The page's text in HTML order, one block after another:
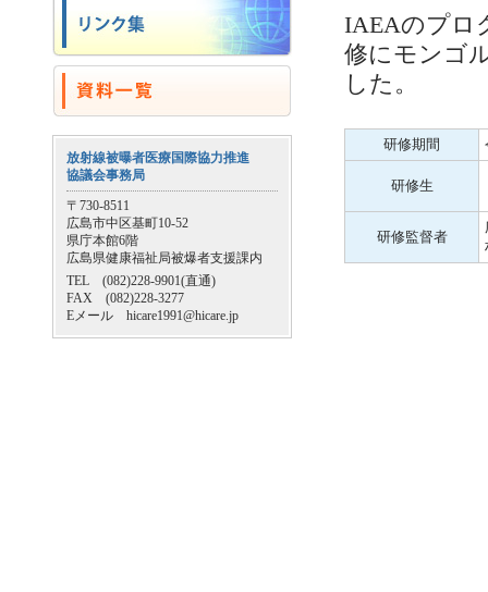
放射線被曝者医療国際協力推進
協議会事務局
〒730-8511
広島市中区基町10-52
県庁本館6階
広島県健康福祉局被爆者支援課内
TEL (082)228-9901(直通)
FAX (082)228-3277
Eメール hicare1991@hicare.jp
IAEAのプロ
修にモンゴ
した。
研修期間
研修生
研修監督者